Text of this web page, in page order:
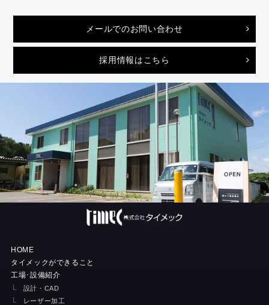
メールでのお問い合わせ
採用情報はこちら
HOME
タイメックができること
工場･設備紹介
設計・CAD
レーザー加工